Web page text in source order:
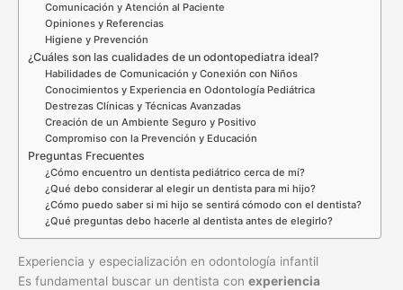
Comunicación y Atención al Paciente
Opiniones y Referencias
Higiene y Prevención
¿Cuáles son las cualidades de un odontopediatra ideal?
Habilidades de Comunicación y Conexión con Niños
Conocimientos y Experiencia en Odontología Pediátrica
Destrezas Clínicas y Técnicas Avanzadas
Creación de un Ambiente Seguro y Positivo
Compromiso con la Prevención y Educación
Preguntas Frecuentes
¿Cómo encuentro un dentista pediátrico cerca de mí?
¿Qué debo considerar al elegir un dentista para mi hijo?
¿Cómo puedo saber si mi hijo se sentirá cómodo con el dentista?
¿Qué preguntas debo hacerle al dentista antes de elegirlo?
Experiencia y especialización en odontología infantil
Es fundamental buscar un dentista con experiencia